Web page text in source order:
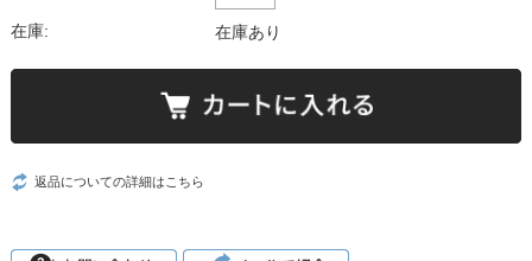
在庫: 在庫あり
返品についての詳細はこちら